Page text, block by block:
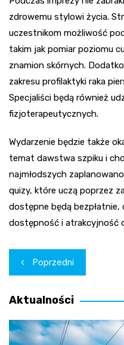
zdrowemu stylowi życia.
uczestnikom możliwość
takim jak pomiar poziomu
znamion skórnych.
zakresu profilaktyki raka
Specjaliści będą również
fizjoterapeutycznych.
Wydarzenie będzie także
temat dawstwa szpiku i
najmłodszych
quizy, które uczą poprzez
dostępne będą
dostępność i atrakcyjność
Nawigacja
wpisu
Poprzedni
Aktualności